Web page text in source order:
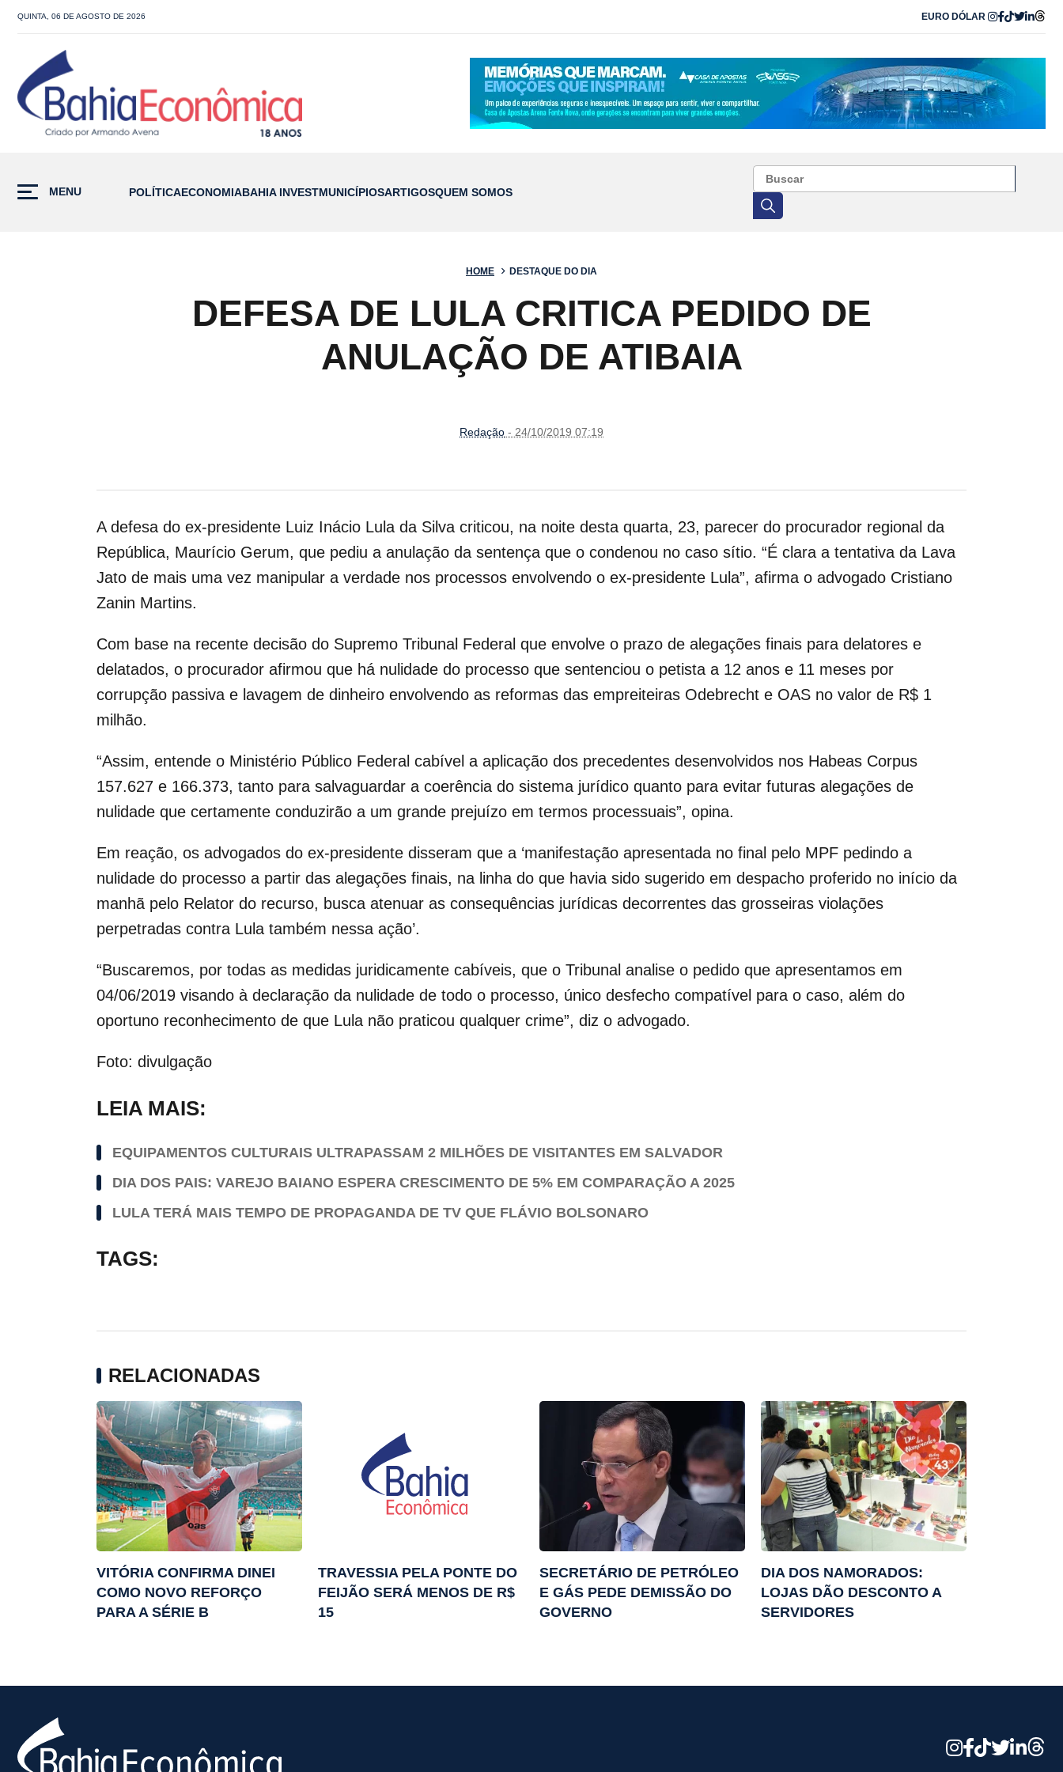
QUINTA, 06 DE AGOSTO DE 2026 EURO DÓLAR
MENU POLÍTICAECONOMIABAHIA INVESTMUNICÍPIOSARTIGOSQUEM SOMOS
HOME DESTAQUE DO DIA
DEFESA DE LULA CRITICA PEDIDO DE
ANULAÇÃO DE ATIBAIA
Redação - 24/10/2019 07:19
A defesa do ex-presidente Luiz Inácio Lula da Silva criticou, na noite desta quarta, 23, parecer do procurador regional da
República, Maurício Gerum, que pediu a anulação da sentença que o condenou no caso sítio. “É clara a tentativa da Lava
Jato de mais uma vez manipular a verdade nos processos envolvendo o ex-presidente Lula”, afirma o advogado Cristiano
Zanin Martins.
Com base na recente decisão do Supremo Tribunal Federal que envolve o prazo de alegações finais para delatores e
delatados, o procurador afirmou que há nulidade do processo que sentenciou o petista a 12 anos e 11 meses por
corrupção passiva e lavagem de dinheiro envolvendo as reformas das empreiteiras Odebrecht e OAS no valor de R$ 1
milhão.
“Assim, entende o Ministério Público Federal cabível a aplicação dos precedentes desenvolvidos nos Habeas Corpus
157.627 e 166.373, tanto para salvaguardar a coerência do sistema jurídico quanto para evitar futuras alegações de
nulidade que certamente conduzirão a um grande prejuízo em termos processuais”, opina.
Em reação, os advogados do ex-presidente disseram que a ‘manifestação apresentada no final pelo MPF pedindo a
nulidade do processo a partir das alegações finais, na linha do que havia sido sugerido em despacho proferido no início da
manhã pelo Relator do recurso, busca atenuar as consequências jurídicas decorrentes das grosseiras violações
perpetradas contra Lula também nessa ação’.
“Buscaremos, por todas as medidas juridicamente cabíveis, que o Tribunal analise o pedido que apresentamos em
04/06/2019 visando à declaração da nulidade de todo o processo, único desfecho compatível para o caso, além do
oportuno reconhecimento de que Lula não praticou qualquer crime”, diz o advogado.
Foto: divulgação
LEIA MAIS:
EQUIPAMENTOS CULTURAIS ULTRAPASSAM 2 MILHÕES DE VISITANTES EM SALVADOR
DIA DOS PAIS: VAREJO BAIANO ESPERA CRESCIMENTO DE 5% EM COMPARAÇÃO A 2025
LULA TERÁ MAIS TEMPO DE PROPAGANDA DE TV QUE FLÁVIO BOLSONARO
TAGS:
RELACIONADAS
VITÓRIA CONFIRMA DINEI
COMO NOVO REFORÇO
PARA A SÉRIE B
TRAVESSIA PELA PONTE DO
FEIJÃO SERÁ MENOS DE R$
15
SECRETÁRIO DE PETRÓLEO
E GÁS PEDE DEMISSÃO DO
GOVERNO
DIA DOS NAMORADOS:
LOJAS DÃO DESCONTO A
SERVIDORES